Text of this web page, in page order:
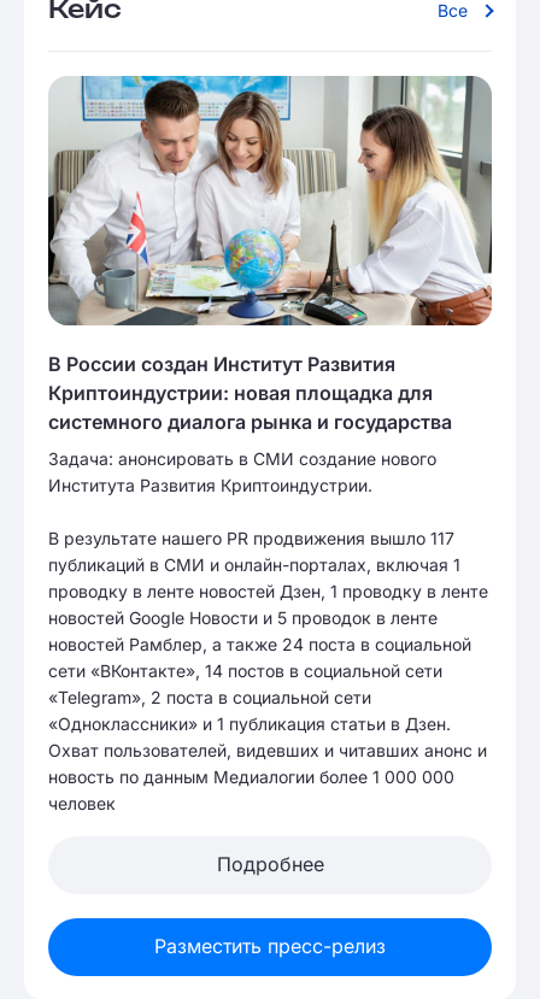
Кейс Все
В России создан Институт Развития
Криптоиндустрии: новая площадка для
системного диалога рынка и государства
Задача: анонсировать в СМИ создание нового
Института Развития Криптоиндустрии.
В результате нашего PR продвижения вышло 117
публикаций в СМИ и онлайн-порталах, включая 1
проводку в ленте новостей Дзен, 1 проводку в ленте
новостей Google Новости и 5 проводок в ленте
новостей Рамблер, а также 24 поста в социальной
сети «ВКонтакте», 14 постов в социальной сети
«Telegram», 2 поста в социальной сети
«Одноклассники» и 1 публикация статьи в Дзен.
Охват пользователей, видевших и читавших анонс и
новость по данным Медиалогии более 1 000 000
человек
Подробнее
Разместить пресс-релиз